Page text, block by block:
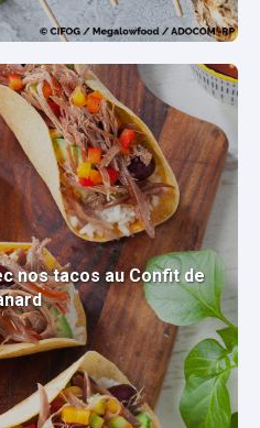
nos tacos au Confit de